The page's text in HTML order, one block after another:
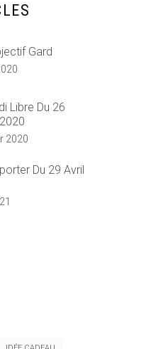
Gard
Libre Du 26
2020
Du 29 Avril